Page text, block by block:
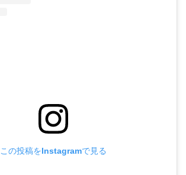
この投稿をInstagramで見る